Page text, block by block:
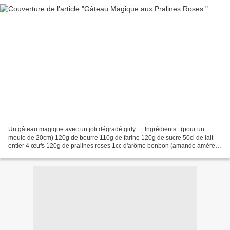
Un gâteau magique avec un joli dégradé girly … Ingrédients : (pour un
moule de 20cm) 120g de beurre 110g de farine 120g de sucre 50cl de lait
entier 4 œufs 120g de pralines roses 1cc d'arôme bonbon (amande amère)